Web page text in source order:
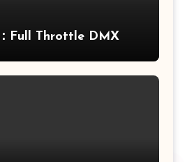
Full Throttle DMX